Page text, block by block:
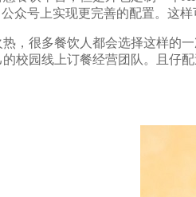
众号上实现更完善的配置。这
，很多餐饮人都会选择这样的
校园线上订餐经营团队。且仔